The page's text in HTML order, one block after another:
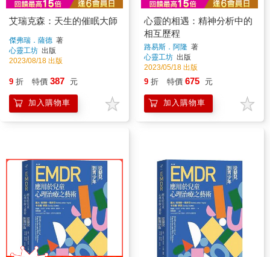
艾瑞克森：天生的催眠大師
傑弗瑞．薩德 著
心靈工坊 出版
2023/08/18 出版
9 折 特價 387 元
加入購物車
心靈的相遇：精神分析中的
相互歷程
路易斯．阿隆 著
心靈工坊 出版
2023/05/18 出版
9 折 特價 675 元
加入購物車